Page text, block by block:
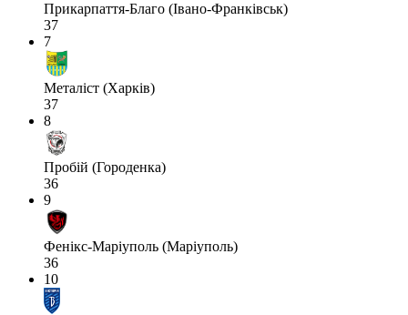
Прикарпаття-Благо (Івано-Франківськ)
37
7
Металіст (Харків)
37
8
Пробій (Городенка)
36
9
Фенікс-Маріуполь (Маріуполь)
36
10